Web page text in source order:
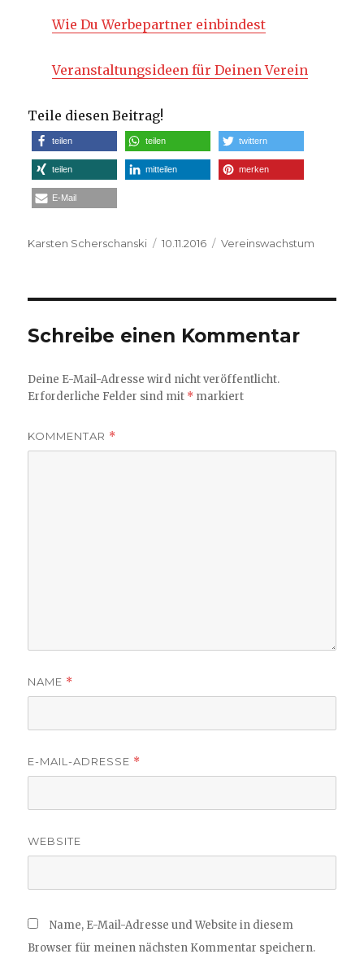
Wie Du Werbepartner einbindest
Veranstaltungsideen für Deinen Verein
Teile diesen Beitrag!
teilen teilen twittern
teilen mitteilen merken
E-Mail
Autor
Karsten Scherschanski
Veröffentlicht
10.11.2016 Kategorien
Vereinswachstum
Schreibe einen Kommentar
Deine E-Mail-Adresse wird nicht veröffentlicht.
Erforderliche Felder sind mit * markiert
KOMMENTAR *
NAME *
E-MAIL-ADRESSE *
WEBSITE
Name, E-Mail-Adresse und Website in diesem
Browser für meinen nächsten Kommentar speichern.